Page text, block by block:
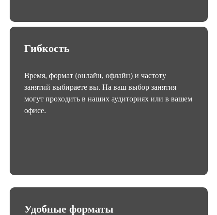
Гибкость
Время, формат (онлайн, офлайн) и частоту
занятий выбираете вы. На ваш выбор занятия
могут проходить в наших аудиториях или в вашем
офисе.
Удобные форматы